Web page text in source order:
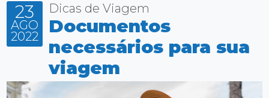
23
AGO
2022
Dicas de Viagem
Documentos
necessários para sua
viagem